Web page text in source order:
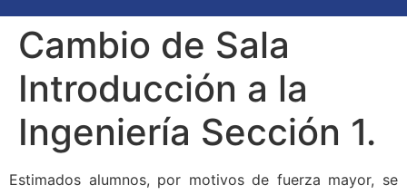
Cambio de Sala
Introducción a la
Ingeniería Sección 1.
Estimados alumnos, por motivos de fuerza mayor, se